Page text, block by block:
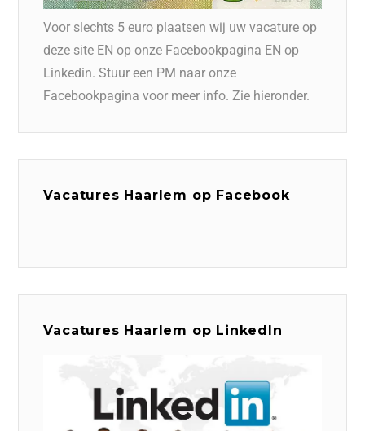
Voor slechts 5 euro plaatsen wij uw vacature op
deze site EN op onze Facebookpagina EN op
Linkedin. Stuur een PM naar onze
Facebookpagina voor meer info. Zie hieronder.
Vacatures Haarlem op Facebook
Vacatures Haarlem op LinkedIn